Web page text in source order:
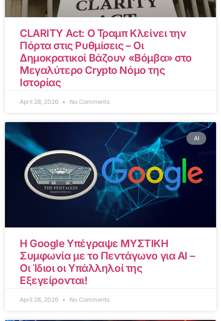
CLARITY Act: Ο Τραμπ Κλείνει την
Πόρτα στις Ρυθμίσεις – Οι
Δημοκρατικοί Βάζουν «Βόμβα» στο
Μεγαλύτερο Crypto Νόμο της
Ιστορίας
April 28, 2026 No Comments
AI
Η Google Υπέγραψε ΜΥΣΤΙΚΗ
Συμφωνία με το Πεντάγωνο για AI –
Οι Ίδιοι οι Υπάλληλοί της
Εξεγείρονται!
April 28, 2026 No Comments